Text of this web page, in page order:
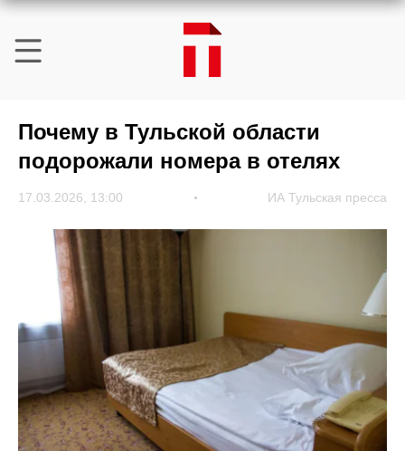
Почему в Тульской области
подорожали номера в отелях
17.03.2026, 13:00 ИА Тульская пресса